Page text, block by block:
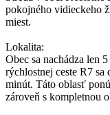
pokojného vidieckeho
miest.
Lokalita:
Obec sa nachádza len
rýchlostnej ceste R7
minút. Táto oblasť
zároveň s kompletnou